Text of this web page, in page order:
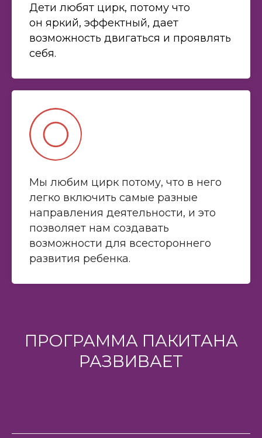
Дети любят цирк, потому что
он яркий, эффектный, дает
возможность двигаться и проявлять
себя.
Мы любим цирк потому, что в него
легко включить самые разные
направления деятельности, и это
позволяет нам создавать
возможности для всестороннего
развития ребенка.
ПРОГРАММА ПАКИТАНА
РАЗВИВАЕТ